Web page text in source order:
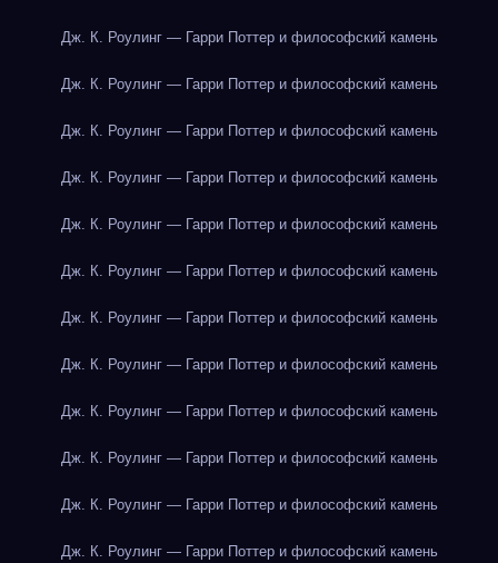
Дж. К. Роулинг — Гарри Поттер и философский камень
Дж. К. Роулинг — Гарри Поттер и философский камень
Дж. К. Роулинг — Гарри Поттер и философский камень
Дж. К. Роулинг — Гарри Поттер и философский камень
Дж. К. Роулинг — Гарри Поттер и философский камень
Дж. К. Роулинг — Гарри Поттер и философский камень
Дж. К. Роулинг — Гарри Поттер и философский камень
Дж. К. Роулинг — Гарри Поттер и философский камень
Дж. К. Роулинг — Гарри Поттер и философский камень
Дж. К. Роулинг — Гарри Поттер и философский камень
Дж. К. Роулинг — Гарри Поттер и философский камень
Дж. К. Роулинг — Гарри Поттер и философский камень